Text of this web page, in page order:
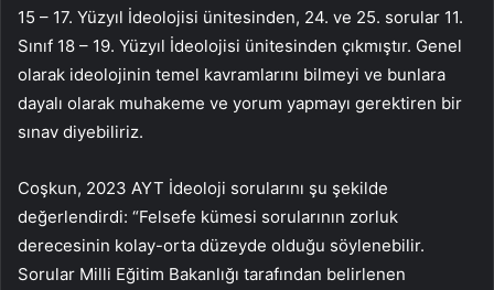
15 – 17. Yüzyıl İdeolojisi ünitesinden, 24. ve 25. sorular 11.
Sınıf 18 – 19. Yüzyıl İdeolojisi ünitesinden çıkmıştır. Genel
olarak ideolojinin temel kavramlarını bilmeyi ve bunlara
dayalı olarak muhakeme ve yorum yapmayı gerektiren bir
sınav diyebiliriz.
Coşkun, 2023 AYT İdeoloji sorularını şu şekilde
değerlendirdi: “Felsefe kümesi sorularının zorluk
derecesinin kolay-orta düzeyde olduğu söylenebilir.
Sorular Milli Eğitim Bakanlığı tarafından belirlenen